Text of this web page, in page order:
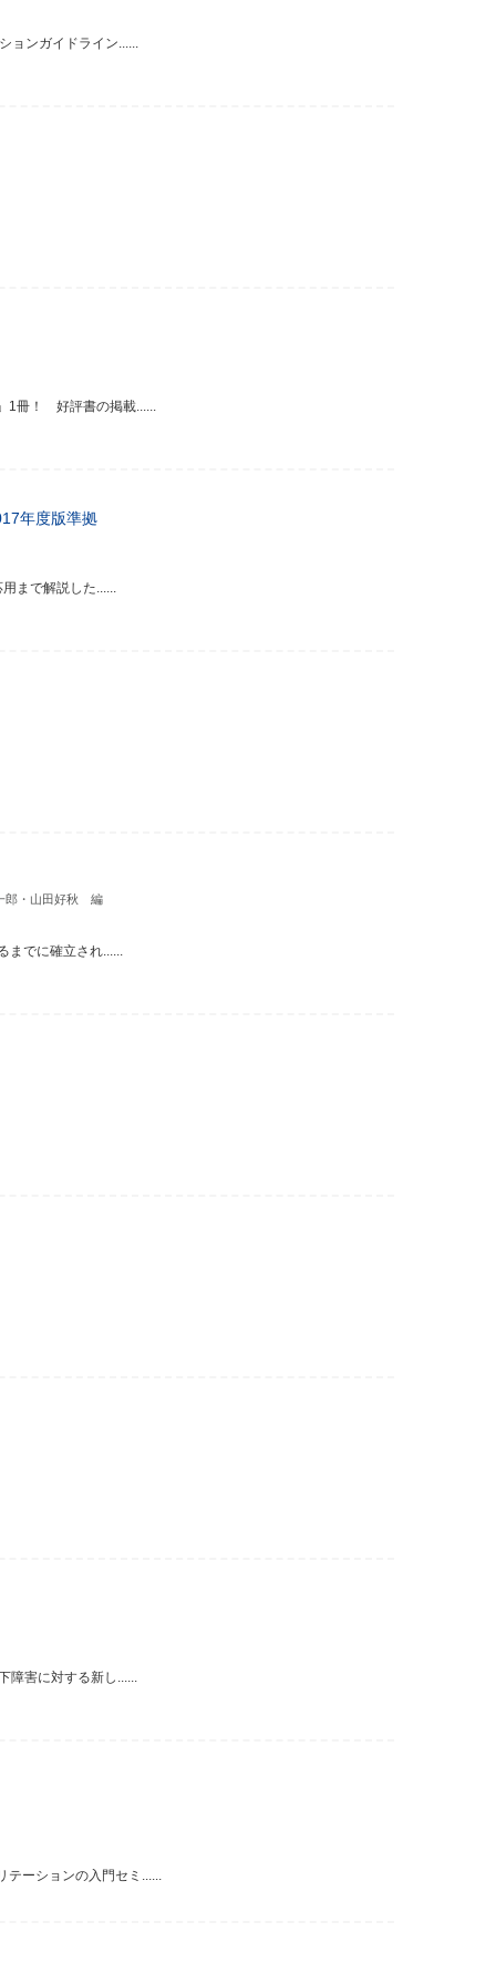
ョンガイドライン......
1冊！ 好評書の掲載......
年度版準拠
まで解説した......
郎・山田好秋 編
までに確立され......
障害に対する新し......
テーションの入門セミ......